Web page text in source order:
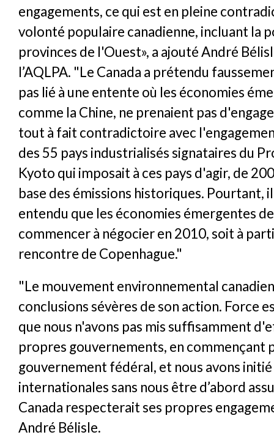
engagements, ce qui est en pleine
volonté populaire canadienne, incluant la
provinces de l'Ouest», a ajouté André
l’AQLPA. "Le Canada a prétendu
pas lié à une entente où les économies
comme la Chine, ne prenaient pas
tout à fait contradictoire avec
des 55 pays industrialisés signataires du
Kyoto qui imposait à ces pays d'agir, de
base des émissions historiques. Pourtant,
entendu que les économies émergentes
commencer à négocier en 2010, soit à
rencontre de Copenhague."
"Le mouvement environnemental
conclusions sévères de son action. Force
que nous n'avons pas mis suffisamment
propres gouvernements, en commençant
gouvernement fédéral, et nous avons
internationales sans nous être d’abord
Canada respecterait ses propres
André Bélisle.